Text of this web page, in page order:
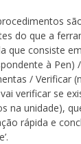
do que a
que consiste
à Pen)
/ Verificar
verificar se
na unidade),
rápida e